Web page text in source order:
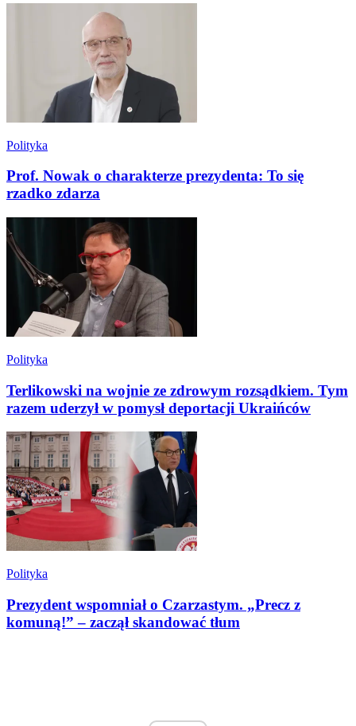
Polityka
Prof. Nowak o charakterze prezydenta: To się
rzadko zdarza
Polityka
Terlikowski na wojnie ze zdrowym rozsądkiem. Tym
razem uderzył w pomysł deportacji Ukraińców
Polityka
Prezydent wspomniał o Czarzastym. „Precz z
komuną!” – zaczął skandować tłum